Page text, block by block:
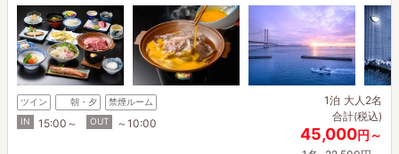
ツイン 朝・夕
禁煙ルーム
IN
15:00～ OUT ～10:00
1泊 大人2名
合計(税込)
45,000円～